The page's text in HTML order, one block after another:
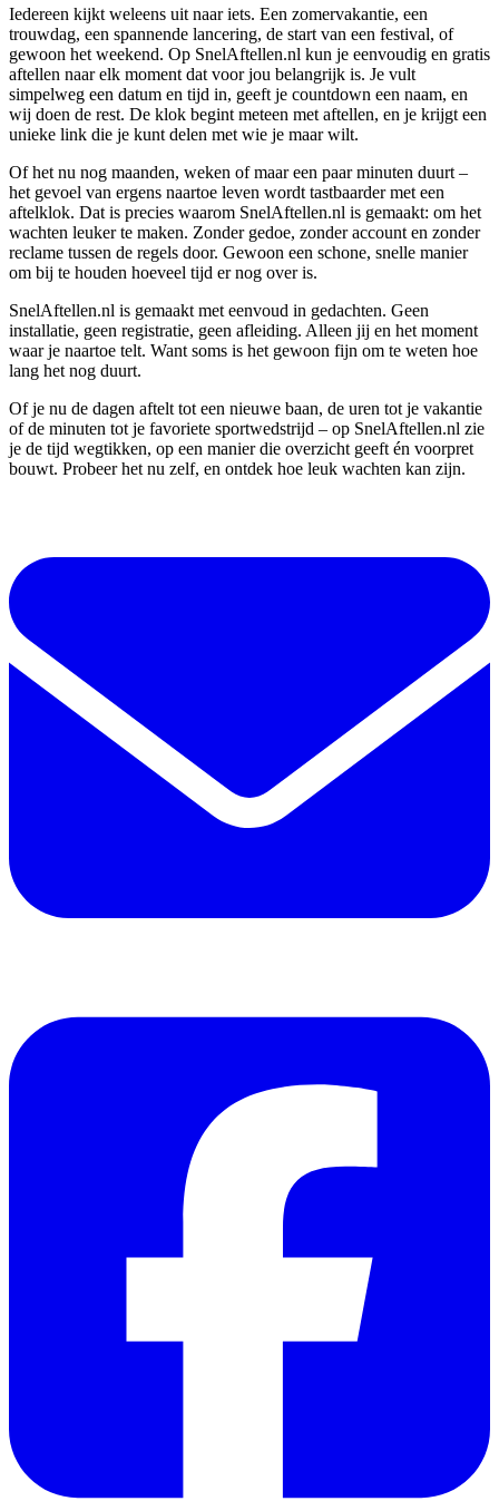
Iedereen kijkt weleens uit naar iets. Een zomervakantie, een
trouwdag, een spannende lancering, de start van een festival, of
gewoon het weekend. Op SnelAftellen.nl kun je eenvoudig en gratis
aftellen naar elk moment dat voor jou belangrijk is. Je vult
simpelweg een datum en tijd in, geeft je countdown een naam, en
wij doen de rest. De klok begint meteen met aftellen, en je krijgt een
unieke link die je kunt delen met wie je maar wilt.
Of het nu nog maanden, weken of maar een paar minuten duurt –
het gevoel van ergens naartoe leven wordt tastbaarder met een
aftelklok. Dat is precies waarom SnelAftellen.nl is gemaakt: om het
wachten leuker te maken. Zonder gedoe, zonder account en zonder
reclame tussen de regels door. Gewoon een schone, snelle manier
om bij te houden hoeveel tijd er nog over is.
SnelAftellen.nl is gemaakt met eenvoud in gedachten. Geen
installatie, geen registratie, geen afleiding. Alleen jij en het moment
waar je naartoe telt. Want soms is het gewoon fijn om te weten hoe
lang het nog duurt.
Of je nu de dagen aftelt tot een nieuwe baan, de uren tot je vakantie
of de minuten tot je favoriete sportwedstrijd – op SnelAftellen.nl zie
je de tijd wegtikken, op een manier die overzicht geeft én voorpret
bouwt. Probeer het nu zelf, en ontdek hoe leuk wachten kan zijn.